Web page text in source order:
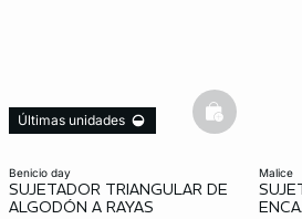
benicio day
SUJETADOR TRIANGULAR DE
ALGODÓN A RAYAS
Últimas unidades basketfull
malice